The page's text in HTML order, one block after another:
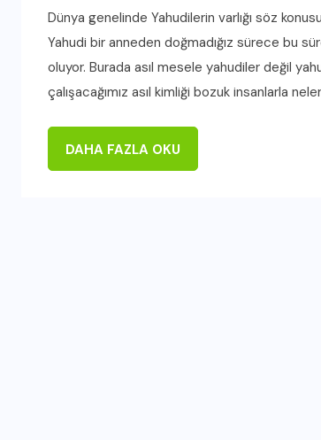
Dünya genelinde Yahudilerin varlığı söz
Yahudi bir anneden doğmadığız sürece bu
oluyor. Burada asıl mesele yahudiler değil
çalışacağımız asıl kimliği bozuk insanlarla
DAHA FAZLA OKU